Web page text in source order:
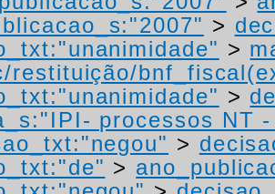
>
>
restituição/
>
processos NT
>
>